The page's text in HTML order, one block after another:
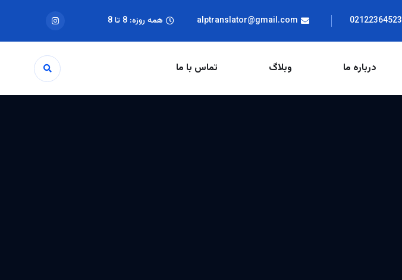
02122364523
alptranslator@gmail.com همه روزه: 8 تا 8
درباره ما وبلاگ تماس با ما